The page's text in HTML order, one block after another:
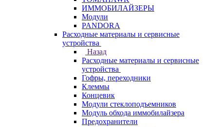
ИММОБИЛАЙЗЕРЫ
Модули
PANDORA
Расходные материалы и сервисные
устройства
Назад
Расходные материалы и сервисные
устройства
Гофры, переходники
Клеммы
Концевик
Модули стеклоподъемников
Модуль обхода иммобилайзера
Предохранители